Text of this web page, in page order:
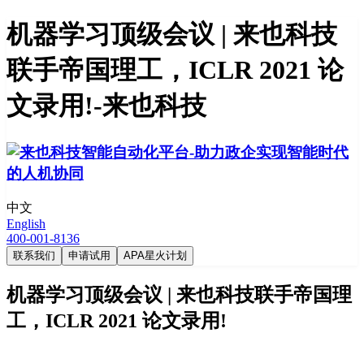
机器学习顶级会议 | 来也科技
联手帝国理工，ICLR 2021 论
文录用!-来也科技
中文
English
400-001-8136
联系我们 申请试用 APA星火计划
机器学习顶级会议 | 来也科技联手帝国理
工，ICLR 2021 论文录用!